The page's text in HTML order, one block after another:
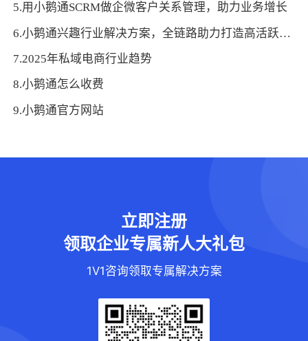
5.用小鹅通SCRM做企微客户关系管理，助力业务增长
6.小鹅通兴趣行业解决方案，全链路助力打造高活跃用户生态！
7.2025年私域电商行业趋势
8.小鹅通怎么收费
9.小鹅通官方网站
立即注册
领取企业专属新人大礼包
1V1咨询领取专属解决方案